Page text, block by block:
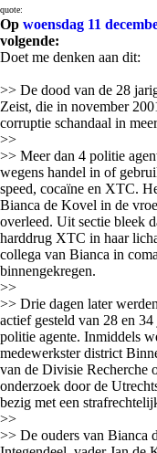
quote:
Op woensdag 11
volgende:
Doet me denken aan dit:
>> De dood van de 28
Zeist, die in november
corruptie schandaal in
>>
>> Meer dan 4 politie
wegens handel in of
speed, cocaïne en XTC.
Bianca de Kovel in de
overleed. Uit sectie bleek
harddrug XTC in haar
collega van Bianca in
binnengekregen.
>>
>> Drie dagen later
actief gesteld van 28 en
politie agente. Inmiddels
medewerkster district
van de Divisie Recherche
onderzoek door de
bezig met een
>>
>> De ouders van Bianca